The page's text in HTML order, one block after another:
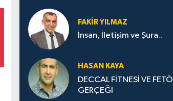
FAKIR YILMAZ
İnsan, İletişim ve Şura..
HASAN KAYA
DECCAL FİTNESİ VE FETÖ
GERÇEĞİ